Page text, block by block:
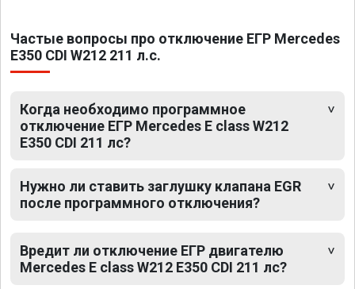
Частые вопросы про отключение ЕГР Mercedes
E350 CDI W212 211 л.с.
Когда необходимо программное
отключение ЕГР Mercedes E class W212
E350 CDI 211 лс?
Нужно ли ставить заглушку клапана EGR
после программного отключения?
Вредит ли отключение ЕГР двигателю
Mercedes E class W212 E350 CDI 211 лс?